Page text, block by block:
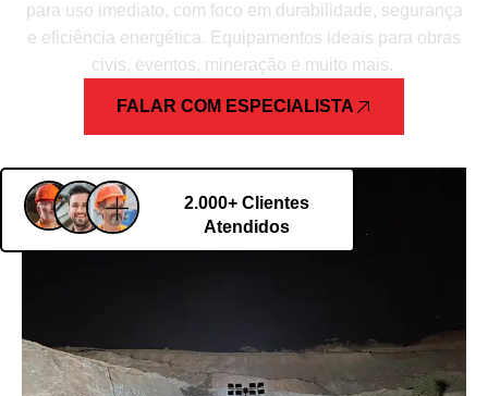
para uso imediato, com foco em durabilidade, segurança
e eficiência energética. Equipamentos ideais para obras
civis, eventos, mineração e muito mais.
FALAR COM ESPECIALISTA
2.000+ Clientes
Atendidos